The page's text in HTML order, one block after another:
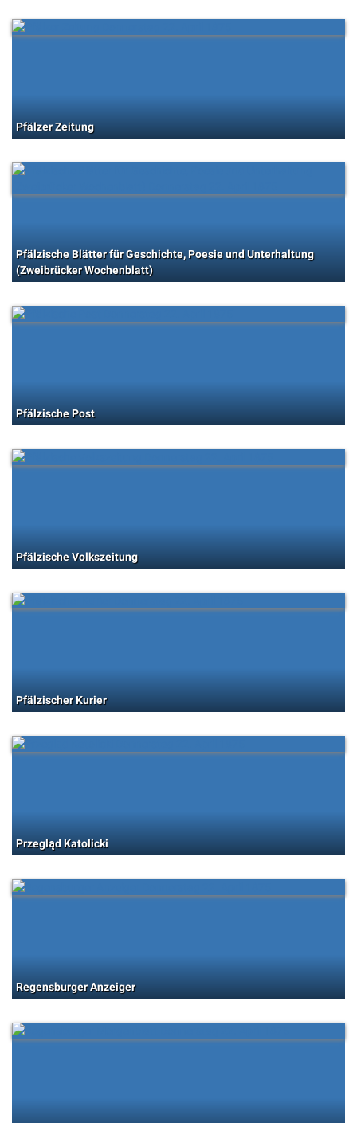
Pfälzer Zeitung
Pfälzische Blätter für Geschichte, Poesie und Unterhaltung
(Zweibrücker Wochenblatt)
Pfälzische Post
Pfälzische Volkszeitung
Pfälzischer Kurier
Przegląd Katolicki
Regensburger Anzeiger